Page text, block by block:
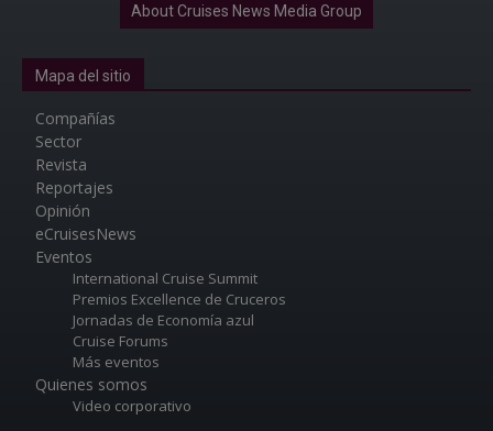
About Cruises News Media Group
Mapa del sitio
Compañías
Sector
Revista
Reportajes
Opinión
eCruisesNews
Eventos
International Cruise Summit
Premios Excellence de Cruceros
Jornadas de Economía azul
Cruise Forums
Más eventos
Quienes somos
Video corporativo